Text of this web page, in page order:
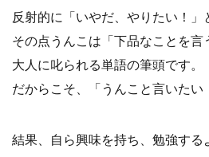
反射的に「いやだ、やりたい！」
その点うんこは「下品なことを言
大人に叱られる単語の筆頭です。
だからこそ、「うんこと言いたい
結果、自ら興味を持ち、勉強する